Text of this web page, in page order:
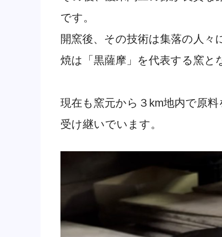
です。
開窯後、その技術は集落の人々
焼は「黒薩摩」を代表する窯と
現在も窯元から３km地内で原
受け継いでいます。